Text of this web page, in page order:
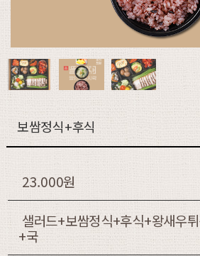
보쌈정식+후식
23.000원
샐러드+보쌈정식+후식+왕새우
+국